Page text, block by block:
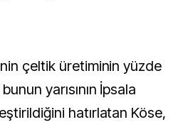
çeltik üretiminin yüzde
bunun yarısının İpsala
hatırlatan Köse,